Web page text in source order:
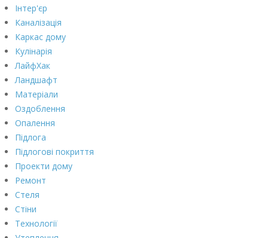
Інтер'єр
Каналізація
Каркас дому
Кулінарія
ЛайфХак
Ландшафт
Матеріали
Оздоблення
Опалення
Підлога
Підлогові покриття
Проекти дому
Ремонт
Стеля
Стіни
Технології